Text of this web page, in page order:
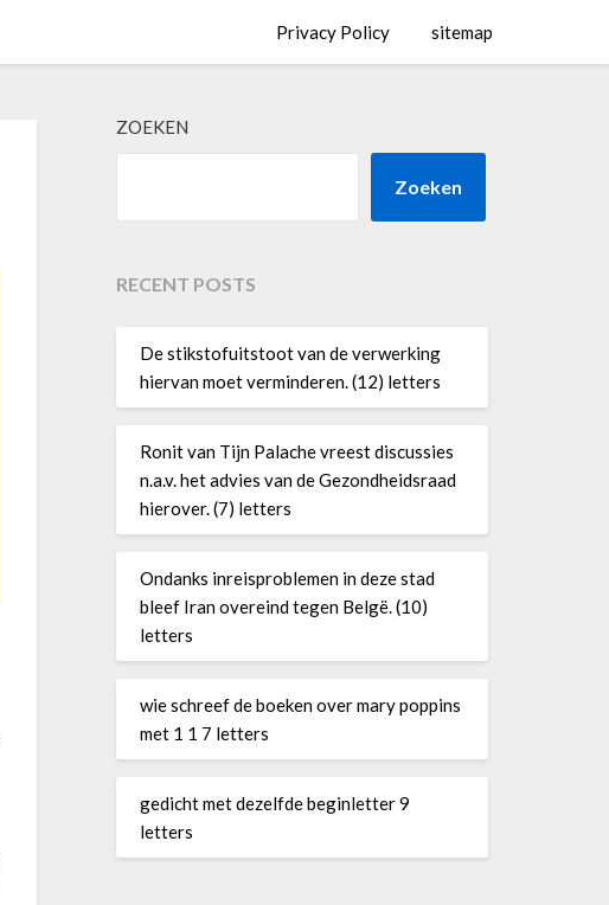
Privacy Policy sitemap
ZOEKEN
Zoeken
RECENT POSTS
De stikstofuitstoot van de verwerking
hiervan moet verminderen. (12) letters
Ronit van Tijn Palache vreest discussies
n.a.v. het advies van de Gezondheidsraad
hierover. (7) letters
Ondanks inreisproblemen in deze stad
bleef Iran overeind tegen Belgë. (10)
letters
wie schreef de boeken over mary poppins
met 1 1 7 letters
gedicht met dezelfde beginletter 9
letters